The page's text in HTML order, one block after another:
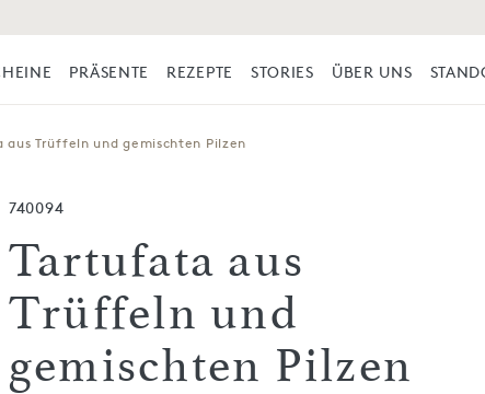
PRÄSENTE REZEPTE STORIES ÜBER UNS
aus Trüffeln und gemischten Pilzen
740094
Tartufata aus
Trüffeln und
gemischten Pilzen